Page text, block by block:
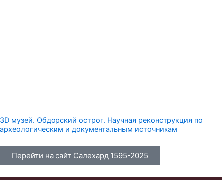
3D музей. Обдорский острог. Научная реконструкция по
археологическим и документальным источникам
Перейти на сайт Салехард 1595-2025